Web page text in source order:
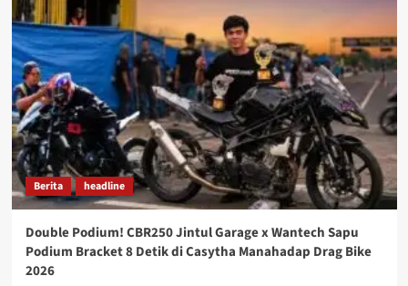
Berita headline
Double Podium! CBR250 Jintul Garage x Wantech Sapu
Podium Bracket 8 Detik di Casytha Manahadap Drag Bike
2026